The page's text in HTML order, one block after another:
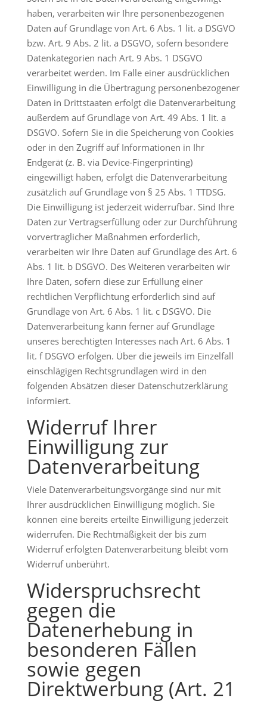
haben, verarbeiten wir Ihre personenbezogenen
Daten auf Grundlage von Art. 6 Abs. 1 lit. a DSGVO
bzw. Art. 9 Abs. 2 lit. a DSGVO, sofern besondere
Datenkategorien nach Art. 9 Abs. 1 DSGVO
verarbeitet werden. Im Falle einer ausdrücklichen
Einwilligung in die Übertragung personenbezogener
Daten in Drittstaaten erfolgt die Datenverarbeitung
außerdem auf Grundlage von Art. 49 Abs. 1 lit. a
DSGVO. Sofern Sie in die Speicherung von Cookies
oder in den Zugriff auf Informationen in Ihr
Endgerät (z. B. via Device-Fingerprinting)
eingewilligt haben, erfolgt die Datenverarbeitung
zusätzlich auf Grundlage von § 25 Abs. 1 TTDSG.
Die Einwilligung ist jederzeit widerrufbar. Sind Ihre
Daten zur Vertragserfüllung oder zur Durchführung
vorvertraglicher Maßnahmen erforderlich,
verarbeiten wir Ihre Daten auf Grundlage des Art. 6
Abs. 1 lit. b DSGVO. Des Weiteren verarbeiten wir
Ihre Daten, sofern diese zur Erfüllung einer
rechtlichen Verpflichtung erforderlich sind auf
Grundlage von Art. 6 Abs. 1 lit. c DSGVO. Die
Datenverarbeitung kann ferner auf Grundlage
unseres berechtigten Interesses nach Art. 6 Abs. 1
lit. f DSGVO erfolgen. Über die jeweils im Einzelfall
einschlägigen Rechtsgrundlagen wird in den
folgenden Absätzen dieser Datenschutzerklärung
informiert.
Widerruf Ihrer
Einwilligung zur
Datenverarbeitung
Viele Datenverarbeitungsvorgänge sind nur mit
Ihrer ausdrücklichen Einwilligung möglich. Sie
können eine bereits erteilte Einwilligung jederzeit
widerrufen. Die Rechtmäßigkeit der bis zum
Widerruf erfolgten Datenverarbeitung bleibt vom
Widerruf unberührt.
Widerspruchsrecht
gegen die
Datenerhebung in
besonderen Fällen
sowie gegen
Direktwerbung (Art. 21